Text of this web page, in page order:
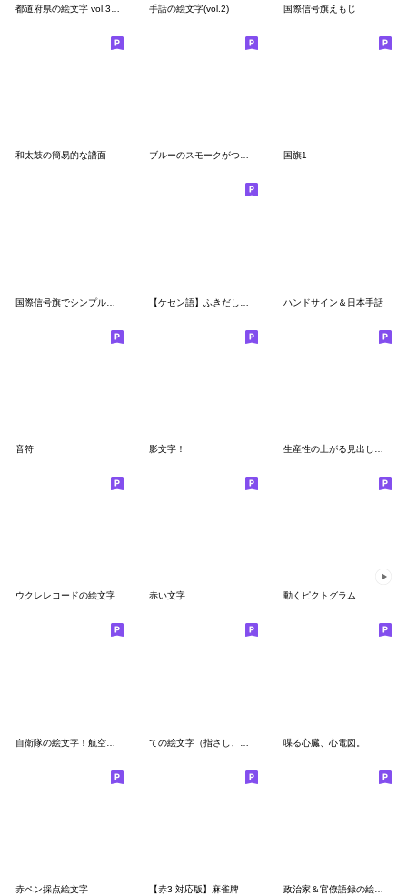
手話の絵文字(vol.2) 国際信号旗えもじ
和太鼓の簡易的な譜面 ブルーのスモークがつながる絵文字 国旗1
ハンドサイン＆日本手話
音符 影文字！
ウクレレコードの絵文字 赤い文字 動くピクトグラム
喋る心臓、心電図。
赤ペン採点絵文字 【赤3 対応版】麻雀牌 政治家＆官僚語録の絵文字